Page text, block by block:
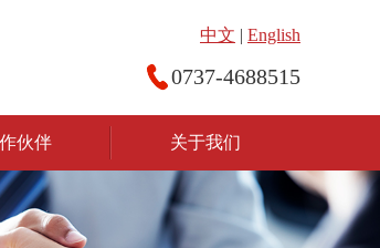
中文 | English
0737-4688515
伙伴 关于我们